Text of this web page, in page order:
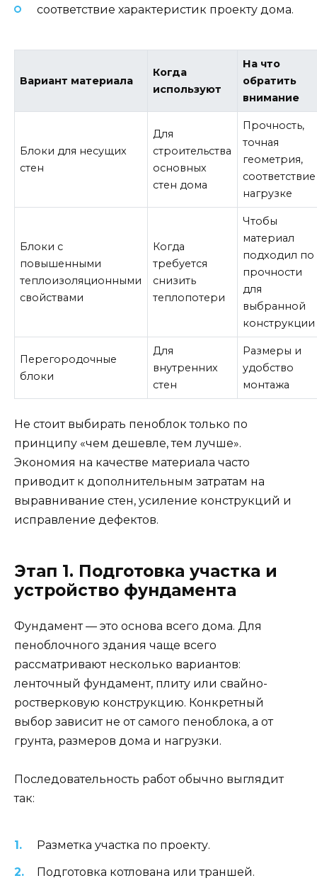
соответствие характеристик проекту дома.
Вариант материала
Когда
используют
На что
обратить
внимание
Блоки для несущих
стен
Для
строительства
основных
стен дома
Прочность,
точная
геометрия,
соответствие
нагрузке
Блоки с
повышенными
теплоизоляционными
свойствами
Когда
требуется
снизить
теплопотери
Чтобы
материал
подходил по
прочности
для
выбранной
конструкции
Перегородочные
блоки
Для
внутренних
стен
Размеры и
удобство
монтажа
Не стоит выбирать пеноблок только по
принципу «чем дешевле, тем лучше».
Экономия на качестве материала часто
приводит к дополнительным затратам на
выравнивание стен, усиление конструкций и
исправление дефектов.
Этап 1. Подготовка участка и
устройство фундамента
Фундамент — это основа всего дома. Для
пеноблочного здания чаще всего
рассматривают несколько вариантов:
ленточный фундамент, плиту или свайно-
ростверковую конструкцию. Конкретный
выбор зависит не от самого пеноблока, а от
грунта, размеров дома и нагрузки.
Последовательность работ обычно выглядит
так:
Разметка участка по проекту.
Подготовка котлована или траншей.